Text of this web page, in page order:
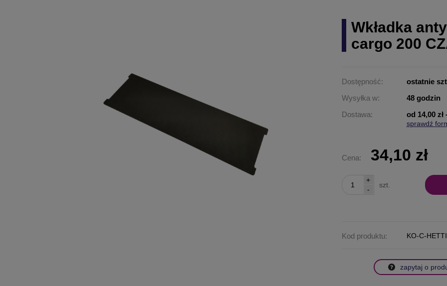
Wkładka
cargo 200
Dostępność:
ostatnie
Wysyłka w:
48 godzin
Dostawa:
od 14,00 zł
sprawdź
Cena: 34,10 zł
-
+
szt.
Kod produktu: KO-C-
zapytaj o